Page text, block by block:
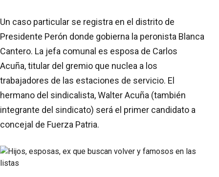
Un caso particular se registra en el distrito de
Presidente Perón donde gobierna la peronista Blanca
Cantero. La jefa comunal es esposa de Carlos
Acuña, titular del gremio que nuclea a los
trabajadores de las estaciones de servicio. El
hermano del sindicalista, Walter Acuña (también
integrante del sindicato) será el primer candidato a
concejal de Fuerza Patria.